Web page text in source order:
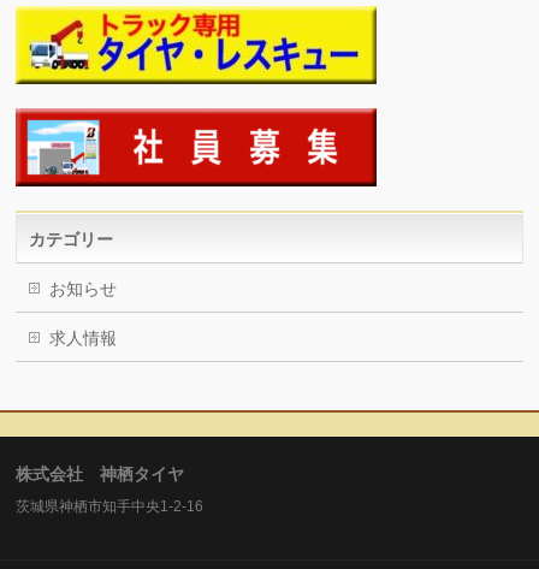
カテゴリー
お知らせ
求人情報
株式会社 神栖タイヤ
茨城県神栖市知手中央1-2-16